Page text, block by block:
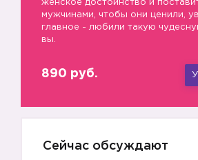
женское достоинство и
мужчинами, чтобы они ценили,
главное - любили такую
вы.
890 руб.
Сейчас обсуждают